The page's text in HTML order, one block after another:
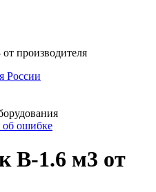
производителя
ошибке
В-1.6 м3 от